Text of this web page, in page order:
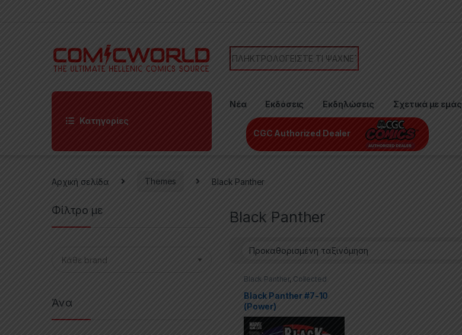
Κατηγορίες
Νέα Εκδόσεις Εκδηλώσεις Σχετικά με εμάς
CGC Authorized Dealer
Αρχική σελίδα Themes Black Panther
Black Panther
Black Panther, Collected
Black Panther #7-10
(Power)
Φίλτρο με
Κάθε brand
Άνα